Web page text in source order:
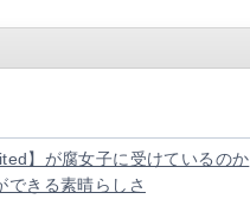
】が腐女子に受けているのか
できる素晴らしさ